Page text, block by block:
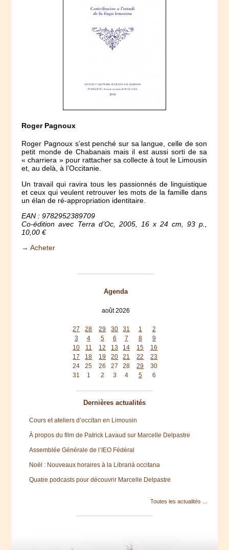
Roger Pagnoux
Roger Pagnoux s’est penché sur sa langue, celle de son
petit monde de Chabanais mais il est aussi sorti de sa
« charriera » pour rattacher sa collecte à tout le Limousin
et, au delà, à l’Occitanie.
Un travail qui ravira tous les passionnés de linguistique
et ceux qui veulent retrouver les mots de la famille dans
un élan de ré-appropriation identitaire.
EAN : 9782952389709
Co-édition avec Terra d’Oc, 2005, 16 x 24 cm, 93 p.,
10,00 €
→ Acheter
Agenda
août 2026
27
28 29 30 31 1
2
3
4 5 6 7 8
9
10
11 12 13 14 15
16
17
18 19 20 21 22
23
24
25 26 27 28 29
30
31
1 2 3 4 5 6
Dernières actualités
Cours et ateliers d’occitan en Limousin
À propos du film de Patrick Lavaud sur Marcelle Delpastre
Assemblée Générale de l’IEO Fédéral
Noël : Nouveaux horaires à la Librariá occitana
Quatre podcasts pour découvrir Marcelle Delpastre
Toutes les actualités ...